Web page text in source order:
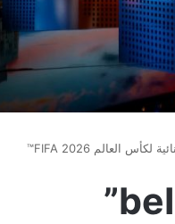
بين اسبورت “beIN SPORTS”